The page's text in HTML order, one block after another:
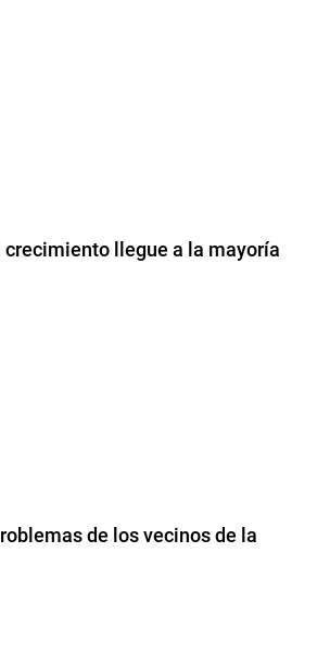
llegue a la mayoría
de los vecinos de la